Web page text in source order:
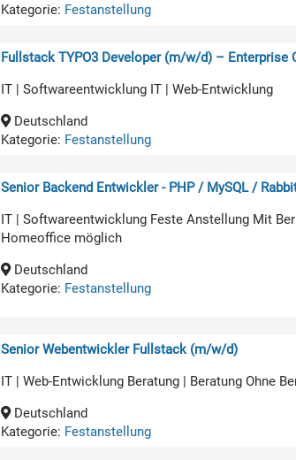
Kategorie: Festanstellung
Fullstack TYPO3 Developer (m/w/d) – Enterprise
IT | Softwareentwicklung IT | Web-Entwicklung
Deutschland
Kategorie: Festanstellung
Senior Backend Entwickler - PHP / MySQL /
IT | Softwareentwicklung Feste Anstellung Mit
Homeoffice möglich
Deutschland
Kategorie: Festanstellung
Senior Webentwickler Fullstack (m/w/d)
IT | Web-Entwicklung Beratung | Beratung Ohne
Deutschland
Kategorie: Festanstellung